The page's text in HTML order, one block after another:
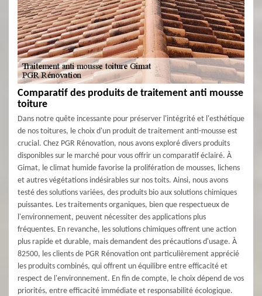
Comparatif des produits de traitement anti mousse
toiture
Dans notre quête incessante pour préserver l'intégrité et l'esthétique
de nos toitures, le choix d'un produit de traitement anti-mousse est
crucial. Chez PGR Rénovation, nous avons exploré divers produits
disponibles sur le marché pour vous offrir un comparatif éclairé. À
Gimat, le climat humide favorise la prolifération de mousses, lichens
et autres végétations indésirables sur nos toits. Ainsi, nous avons
testé des solutions variées, des produits bio aux solutions chimiques
puissantes. Les traitements organiques, bien que respectueux de
l'environnement, peuvent nécessiter des applications plus
fréquentes. En revanche, les solutions chimiques offrent une action
plus rapide et durable, mais demandent des précautions d'usage. À
82500, les clients de PGR Rénovation ont particulièrement apprécié
les produits combinés, qui offrent un équilibre entre efficacité et
respect de l'environnement. En fin de compte, le choix dépend de vos
priorités, entre efficacité immédiate et responsabilité écologique.